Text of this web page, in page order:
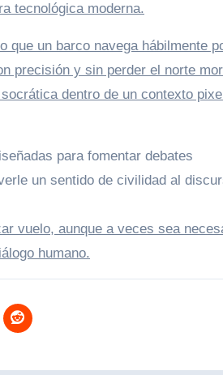
tecnológica moderna.
que un barco navega hábilmente
precisión y sin perder el norte
dentro de un contexto
para fomentar debates
un sentido de civilidad al
vuelo, aunque a veces sea
humano.